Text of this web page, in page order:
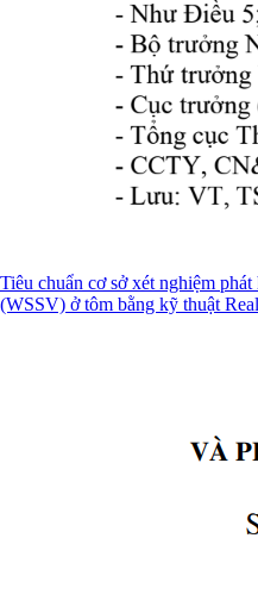
Tiêu chuẩn cơ sở xét nghiệm
(WSSV) ở tôm bằng kỹ thuật